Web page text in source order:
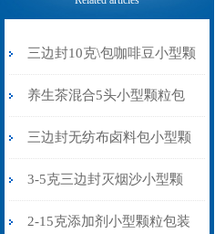
三边封10克\包咖啡豆小型颗
粒包装机多少钱
养生茶混合5头小型颗粒包
装机高精度可定制
三边封无纺布卤料包小型颗
粒包装机厂家
3-5克三边封灭烟沙小型颗
粒包装机智能化
2-15克添加剂小型颗粒包装